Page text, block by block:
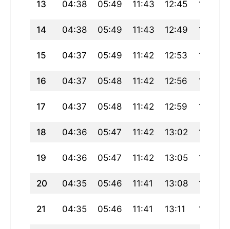
13 04:38 05:49 11:43 12:45 17:36
14 04:38 05:49 11:43 12:49 17:36
15 04:37 05:49 11:42 12:53 17:36
16 04:37 05:48 11:42 12:56 17:36
17 04:37 05:48 11:42 12:59 17:36
18 04:36 05:47 11:42 13:02 17:36
19 04:36 05:47 11:42 13:05 17:36
20 04:35 05:46 11:41 13:08 17:36
21 04:35 05:46 11:41 13:11 17:36